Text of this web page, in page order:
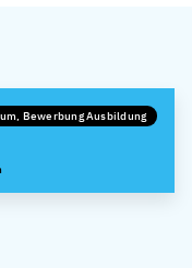
Bewerbung Ausbildung